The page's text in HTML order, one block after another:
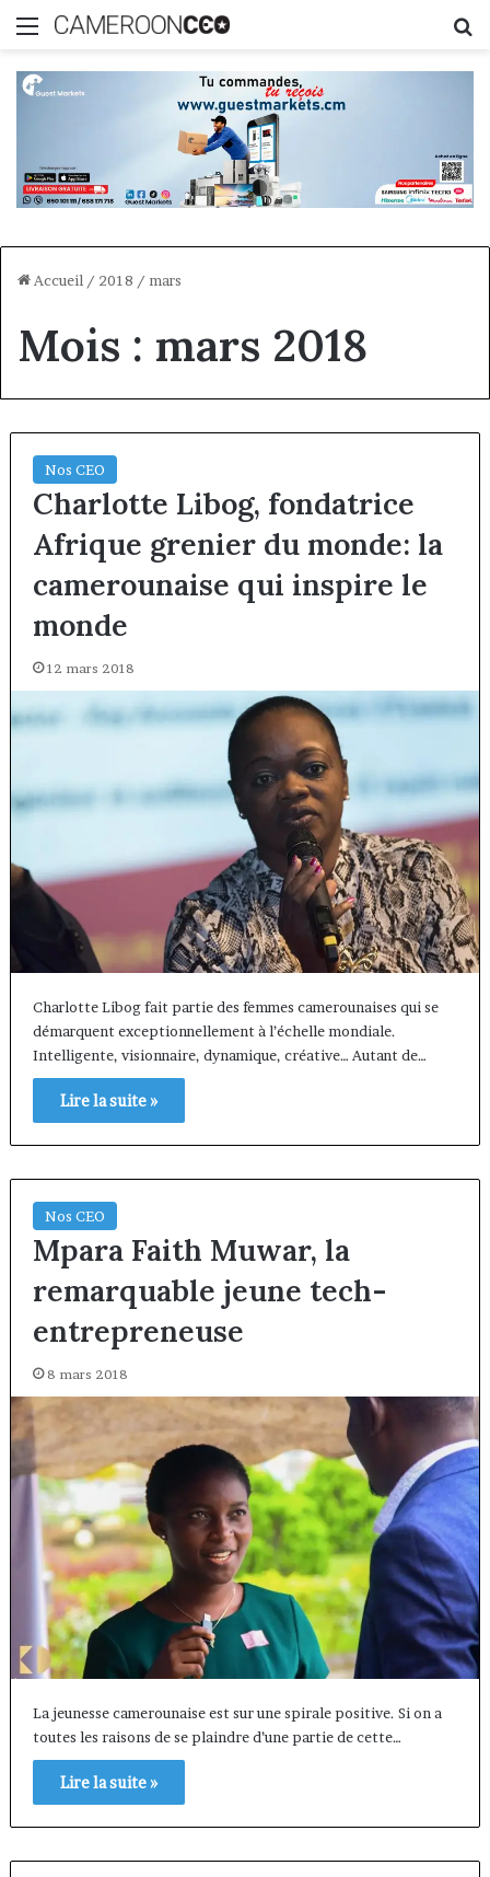
Menu
Accueil / 2018 / mars
Mois : mars 2018
Nos CEO
Charlotte Libog, fondatrice
Afrique grenier du monde: la
camerounaise qui inspire le
monde
12 mars 2018
Charlotte Libog fait partie des femmes camerounaises qui se
démarquent exceptionnellement à l’échelle mondiale.
Intelligente, visionnaire, dynamique, créative… Autant de…
Lire la suite »
Nos CEO
Mpara Faith Muwar, la
remarquable jeune tech-
entrepreneuse
8 mars 2018
La jeunesse camerounaise est sur une spirale positive. Si on a
toutes les raisons de se plaindre d’une partie de cette…
Lire la suite »